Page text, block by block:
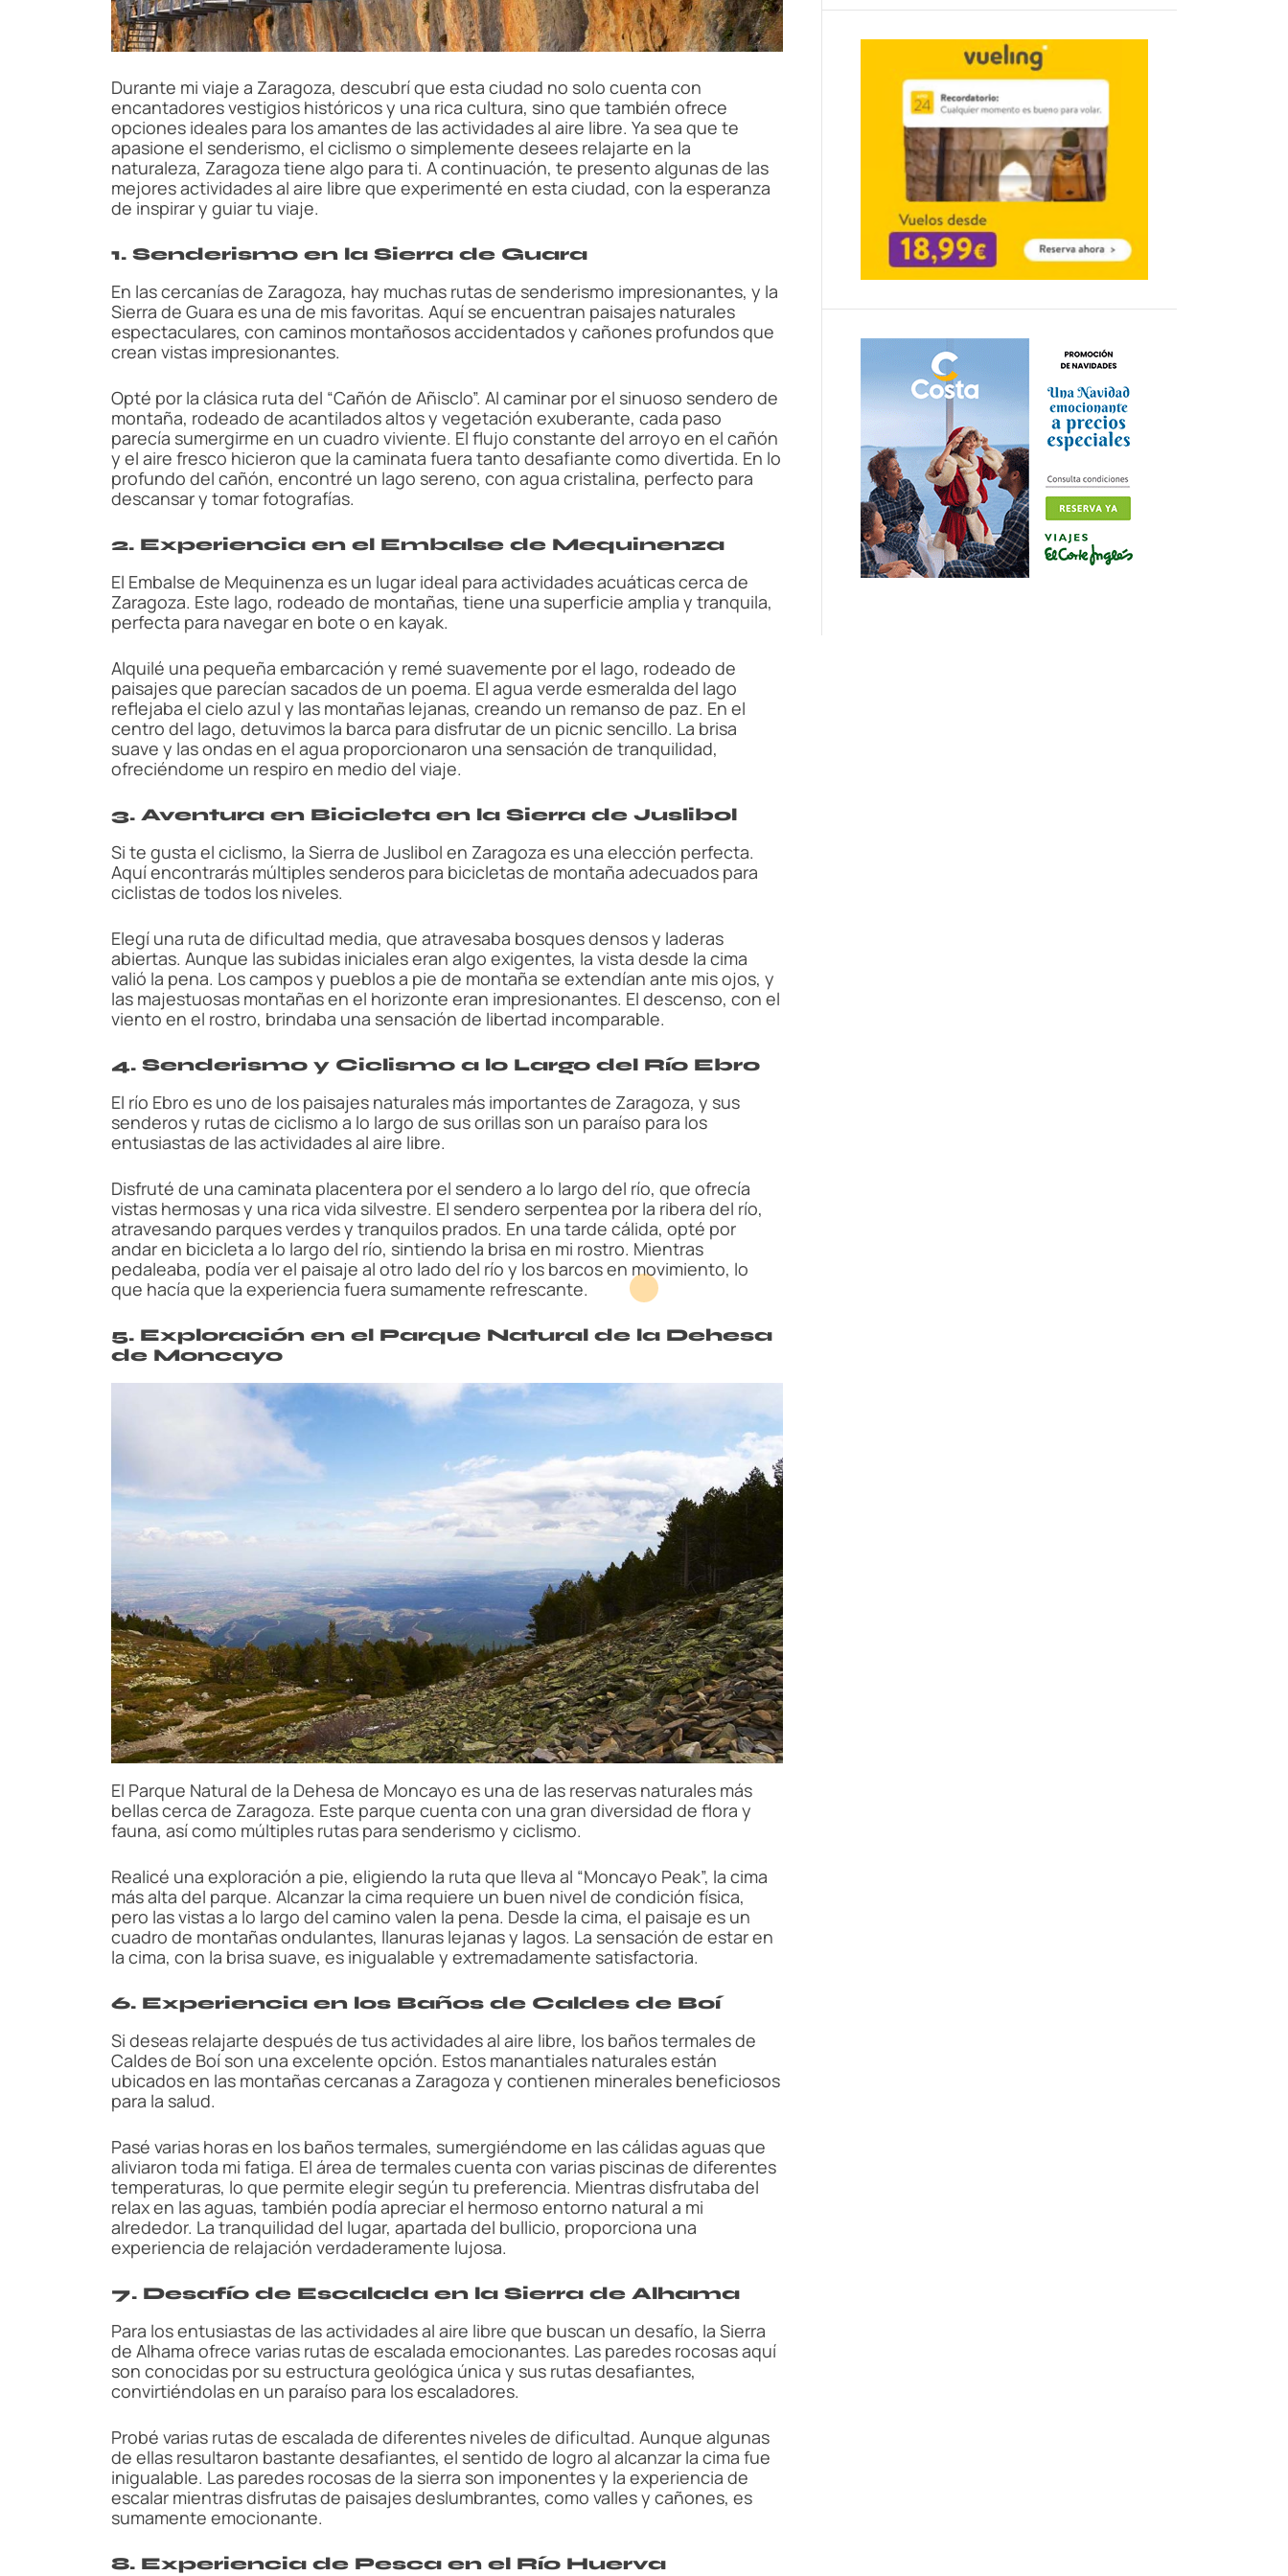
Durante mi viaje a Zaragoza, descubrí que esta ciudad no solo cuenta con
encantadores vestigios históricos y una rica cultura, sino que también ofrece
opciones ideales para los amantes de las actividades al aire libre. Ya sea que te
apasione el senderismo, el ciclismo o simplemente desees relajarte en la
naturaleza, Zaragoza tiene algo para ti. A continuación, te presento algunas de las
mejores actividades al aire libre que experimenté en esta ciudad, con la esperanza
de inspirar y guiar tu viaje.
1. Senderismo en la Sierra de Guara
En las cercanías de Zaragoza, hay muchas rutas de senderismo impresionantes, y la
Sierra de Guara es una de mis favoritas. Aquí se encuentran paisajes naturales
espectaculares, con caminos montañosos accidentados y cañones profundos que
crean vistas impresionantes.
Opté por la clásica ruta del “Cañón de Añisclo”. Al caminar por el sinuoso sendero de
montaña, rodeado de acantilados altos y vegetación exuberante, cada paso
parecía sumergirme en un cuadro viviente. El flujo constante del arroyo en el cañón
y el aire fresco hicieron que la caminata fuera tanto desafiante como divertida. En lo
profundo del cañón, encontré un lago sereno, con agua cristalina, perfecto para
descansar y tomar fotografías.
2. Experiencia en el Embalse de Mequinenza
El Embalse de Mequinenza es un lugar ideal para actividades acuáticas cerca de
Zaragoza. Este lago, rodeado de montañas, tiene una superficie amplia y tranquila,
perfecta para navegar en bote o en kayak.
Alquilé una pequeña embarcación y remé suavemente por el lago, rodeado de
paisajes que parecían sacados de un poema. El agua verde esmeralda del lago
reflejaba el cielo azul y las montañas lejanas, creando un remanso de paz. En el
centro del lago, detuvimos la barca para disfrutar de un picnic sencillo. La brisa
suave y las ondas en el agua proporcionaron una sensación de tranquilidad,
ofreciéndome un respiro en medio del viaje.
3. Aventura en Bicicleta en la Sierra de Juslibol
Si te gusta el ciclismo, la Sierra de Juslibol en Zaragoza es una elección perfecta.
Aquí encontrarás múltiples senderos para bicicletas de montaña adecuados para
ciclistas de todos los niveles.
Elegí una ruta de dificultad media, que atravesaba bosques densos y laderas
abiertas. Aunque las subidas iniciales eran algo exigentes, la vista desde la cima
valió la pena. Los campos y pueblos a pie de montaña se extendían ante mis ojos, y
las majestuosas montañas en el horizonte eran impresionantes. El descenso, con el
viento en el rostro, brindaba una sensación de libertad incomparable.
4. Senderismo y Ciclismo a lo Largo del Río Ebro
El río Ebro es uno de los paisajes naturales más importantes de Zaragoza, y sus
senderos y rutas de ciclismo a lo largo de sus orillas son un paraíso para los
entusiastas de las actividades al aire libre.
Disfruté de una caminata placentera por el sendero a lo largo del río, que ofrecía
vistas hermosas y una rica vida silvestre. El sendero serpentea por la ribera del río,
atravesando parques verdes y tranquilos prados. En una tarde cálida, opté por
andar en bicicleta a lo largo del río, sintiendo la brisa en mi rostro. Mientras
pedaleaba, podía ver el paisaje al otro lado del río y los barcos en movimiento, lo
que hacía que la experiencia fuera sumamente refrescante.
5. Exploración en el Parque Natural de la Dehesa
de Moncayo
El Parque Natural de la Dehesa de Moncayo es una de las reservas naturales más
bellas cerca de Zaragoza. Este parque cuenta con una gran diversidad de flora y
fauna, así como múltiples rutas para senderismo y ciclismo.
Realicé una exploración a pie, eligiendo la ruta que lleva al “Moncayo Peak”, la cima
más alta del parque. Alcanzar la cima requiere un buen nivel de condición física,
pero las vistas a lo largo del camino valen la pena. Desde la cima, el paisaje es un
cuadro de montañas ondulantes, llanuras lejanas y lagos. La sensación de estar en
la cima, con la brisa suave, es inigualable y extremadamente satisfactoria.
6. Experiencia en los Baños de Caldes de Boí
Si deseas relajarte después de tus actividades al aire libre, los baños termales de
Caldes de Boí son una excelente opción. Estos manantiales naturales están
ubicados en las montañas cercanas a Zaragoza y contienen minerales beneficiosos
para la salud.
Pasé varias horas en los baños termales, sumergiéndome en las cálidas aguas que
aliviaron toda mi fatiga. El área de termales cuenta con varias piscinas de diferentes
temperaturas, lo que permite elegir según tu preferencia. Mientras disfrutaba del
relax en las aguas, también podía apreciar el hermoso entorno natural a mi
alrededor. La tranquilidad del lugar, apartada del bullicio, proporciona una
experiencia de relajación verdaderamente lujosa.
7. Desafío de Escalada en la Sierra de Alhama
Para los entusiastas de las actividades al aire libre que buscan un desafío, la Sierra
de Alhama ofrece varias rutas de escalada emocionantes. Las paredes rocosas aquí
son conocidas por su estructura geológica única y sus rutas desafiantes,
convirtiéndolas en un paraíso para los escaladores.
Probé varias rutas de escalada de diferentes niveles de dificultad. Aunque algunas
de ellas resultaron bastante desafiantes, el sentido de logro al alcanzar la cima fue
inigualable. Las paredes rocosas de la sierra son imponentes y la experiencia de
escalar mientras disfrutas de paisajes deslumbrantes, como valles y cañones, es
sumamente emocionante.
8. Experiencia de Pesca en el Río Huerva